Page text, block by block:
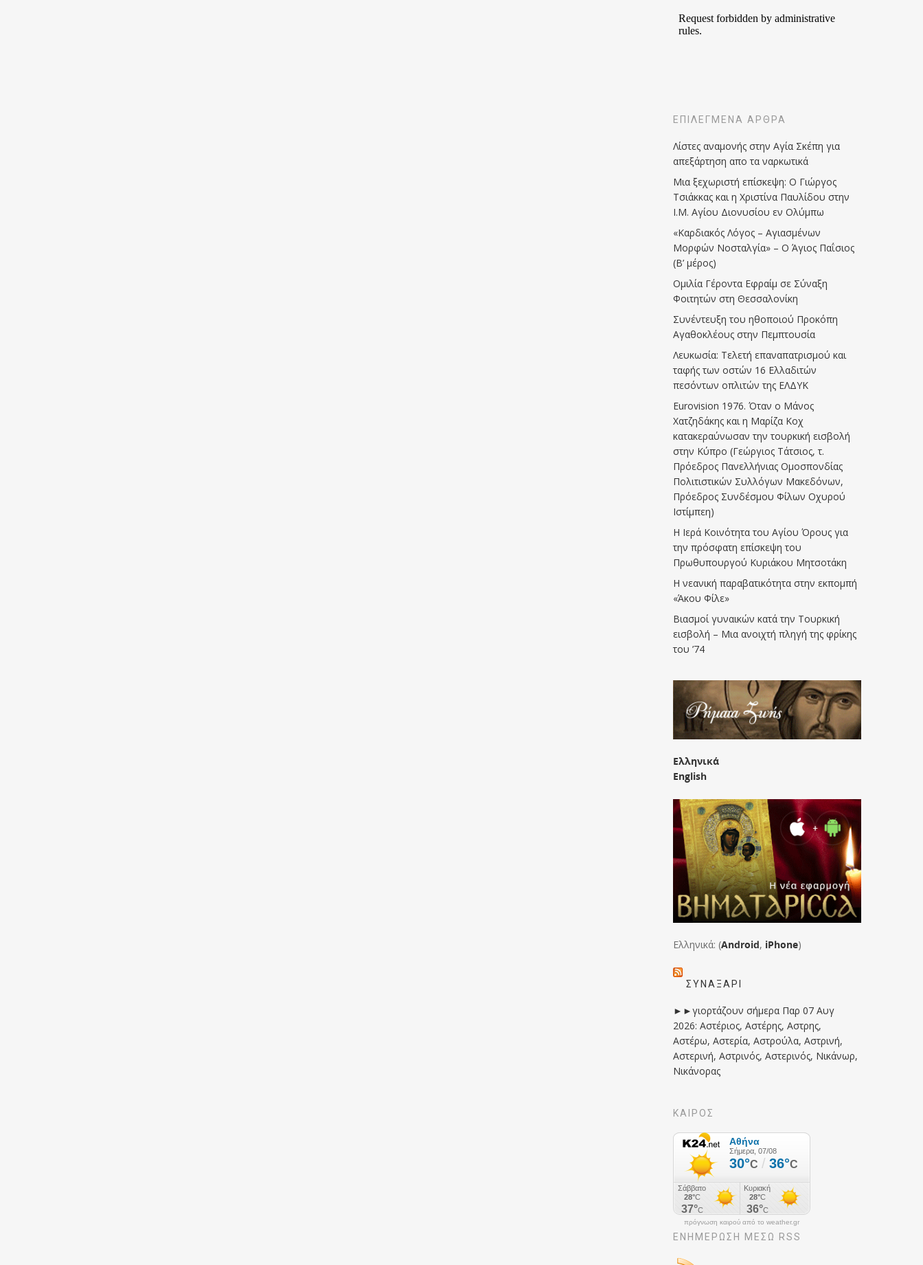
ΕΠΙΛΕΓΜΈΝΑ ΆΡΘΡΑ
Λίστες αναμονής στην Αγία Σκέπη για
απεξάρτηση απο τα ναρκωτικά
Μια ξεχωριστή επίσκεψη: Ο Γιώργος
Τσιάκκας και η Χριστίνα Παυλίδου στην
Ι.Μ. Αγίου Διονυσίου εν Ολύμπω
«Καρδιακός Λόγος – Αγιασμένων
Μορφών Νοσταλγία» – Ο Άγιος Παΐσιος
(Β’ μέρος)
Ομιλία Γέροντα Εφραίμ σε Σύναξη
Φοιτητών στη Θεσσαλονίκη
Συνέντευξη του ηθοποιού Προκόπη
Αγαθοκλέους στην Πεμπτουσία
Λευκωσία: Τελετή επαναπατρισμού και
ταφής των οστών 16 Ελλαδιτών
πεσόντων οπλιτών της ΕΛΔΥΚ
Eurovision 1976. Όταν ο Μάνος
Χατζηδάκης και η Μαρίζα Κοχ
κατακεραύνωσαν την τουρκική εισβολή
στην Κύπρο (Γεώργιος Τάτσιος, τ.
Πρόεδρος Πανελλήνιας Ομοσπονδίας
Πολιτιστικών Συλλόγων Μακεδόνων,
Πρόεδρος Συνδέσμου Φίλων Οχυρού
Ιστίμπεη)
Η Ιερά Κοινότητα του Αγίου Όρους για
την πρόσφατη επίσκεψη του
Πρωθυπουργού Κυριάκου Μητσοτάκη
Η νεανική παραβατικότητα στην εκπομπή
«Άκου Φίλε»
Βιασμοί γυναικών κατά την Τουρκική
εισβολή – Μια ανοιχτή πληγή της φρίκης
του ’74
Ελληνικά
English
Ελληνικά: (Android, iPhone)
ΣΥΝΑΞΆΡΙ
►►γιορτάζουν σήμερα Παρ 07 Αυγ
2026: Αστέριος, Αστέρης, Αστρης,
Αστέρω, Αστερία, Αστρούλα, Αστρινή,
Αστερινή, Αστρινός, Αστερινός, Νικάνωρ,
Νικάνορας
ΚΑΙΡΟΣ
πρόγνωση καιρού από το weather.gr
ΕΝΗΜΈΡΩΣΉ ΜΕΣΩ RSS